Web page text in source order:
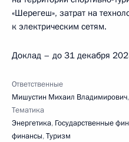
«Шерегеш», затрат на
к электрическим сетям.
Доклад – до 31 декабря
Ответственные
Мишустин Михаил Владимирович,
Тематика
Энергетика, Государственные
финансы,Туризм